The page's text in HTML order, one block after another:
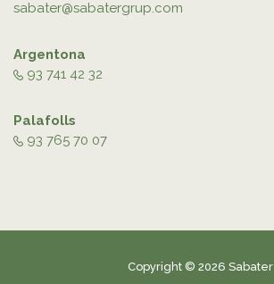
sabater@sabatergrup.com
Argentona
93 741 42 32
Palafolls
93 765 70 07
Copyright © 2026 Sabater